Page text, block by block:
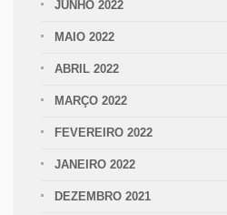
JUNHO 2022
MAIO 2022
ABRIL 2022
MARÇO 2022
FEVEREIRO 2022
JANEIRO 2022
DEZEMBRO 2021